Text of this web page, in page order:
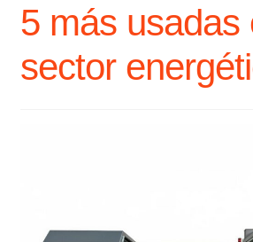
5 más usadas
sector